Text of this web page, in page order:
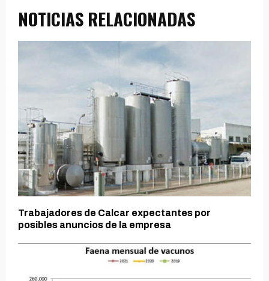
NOTICIAS RELACIONADAS
Trabajadores de Calcar expectantes por
posibles anuncios de la empresa